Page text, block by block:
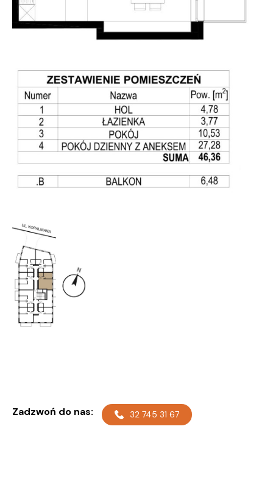
Zadzwoń do nas: 32 745 31 67